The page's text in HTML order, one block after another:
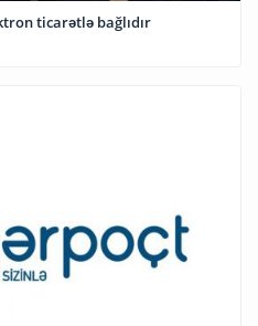
ticarətlə bağlıdır